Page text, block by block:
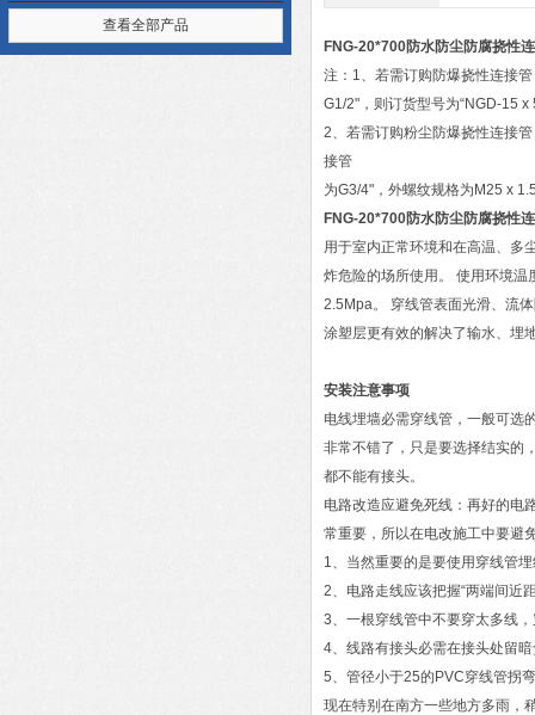
查看全部产品
FNG-20*700防水防尘防腐挠性
注：1、若需订购防爆挠性连接
G1/2"，则订货型号为“NGD-15 x
2、若需订购粉尘防爆挠性连接
接管
为G3/4"，外螺纹规格为M25 x
FNG-20*700防水防尘防腐挠性
用于室内正常环境和在高温、多
炸危险的场所使用。 使用环境
2.5Mpa。 穿线管表面光滑、流
涂塑层更有效的解决了输水、埋
安装注意事项
电线埋墙必需穿线管，一般可选
非常不错了，只是要选择结实的
都不能有接头。
电路改造应避免死线：再好的电
常重要，所以在电改施工中要避
1、当然重要的是要使用穿线管
2、电路走线应该把握“两端间近
3、一根穿线管中不要穿太多线
4、线路有接头必需在接头处留
5、管径小于25的PVC穿线管拐
现在特别在南方一些地方多雨，